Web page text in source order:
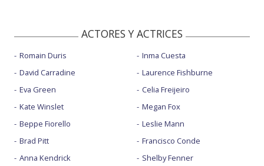
ACTORES Y ACTRICES
Romain Duris
David Carradine
Eva Green
Kate Winslet
Beppe Fiorello
Brad Pitt
Anna Kendrick
Inma Cuesta
Laurence Fishburne
Celia Freijeiro
Megan Fox
Leslie Mann
Francisco Conde
Shelby Fenner